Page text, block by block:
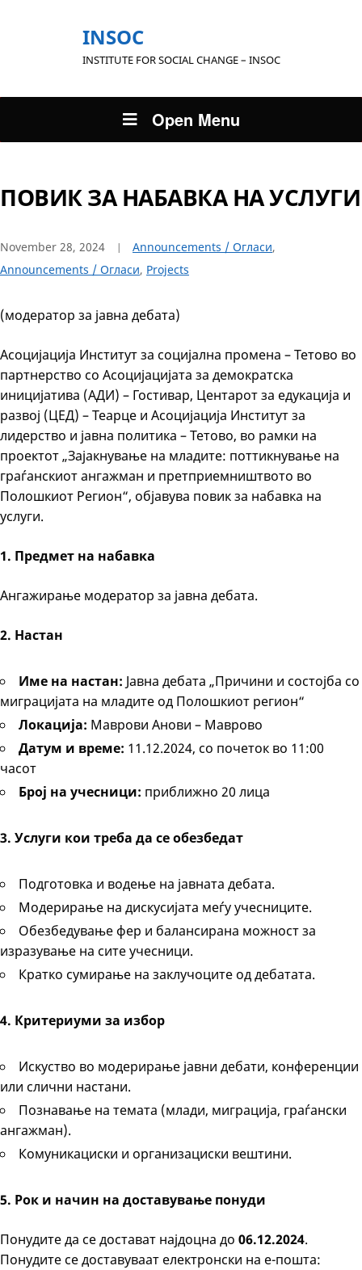
INSOC
INSTITUTE FOR SOCIAL CHANGE – INSOC
Open Menu
ПОВИК ЗА НАБАВКА НА УСЛУГИ
November 28, 2024 Announcements / Огласи,
Announcements / Огласи, Projects
(модератор за јавна дебата)
Асоцијација Институт за социјална промена – Тетово во
партнерство со Асоцијацијата за демократска
иницијатива (АДИ) – Гостивар, Центарот за едукација и
развој (ЦЕД) – Теарце и Асоцијација Институт за
лидерство и јавна политика – Тетово, во рамки на
проектот „Зајакнување на младите: поттикнување на
граѓанскиот ангажман и претприемништвото во
Полошкиот Регион“, објавува повик за набавка на
услуги.
1. Предмет на набавка
Ангажирање модератор за јавна дебата.
2. Настан
Име на настан: Јавна дебата „Причини и состојба со
миграцијата на младите од Полошкиот регион“
Локација: Маврови Анови – Маврово
Датум и време: 11.12.2024, со почеток во 11:00
часот
Број на учесници: приближно 20 лица
3. Услуги кои треба да се обезбедат
Подготовка и водење на јавната дебата.
Модерирање на дискусијата меѓу учесниците.
Обезбедување фер и балансирана можност за
изразување на сите учесници.
Кратко сумирање на заклучоците од дебатата.
4. Критериуми за избор
Искуство во модерирање јавни дебати, конференции
или слични настани.
Познавање на темата (млади, миграција, граѓански
ангажман).
Комуникациски и организациски вештини.
5. Рок и начин на доставување понуди
Понудите да се достават најдоцна до 06.12.2024.
Понудите се доставуваат електронски на е-пошта: